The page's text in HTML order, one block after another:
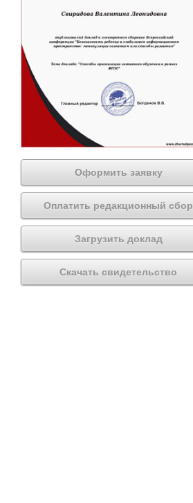
Оформить заявку
Оплатить редакционный сбор
Загрузить доклад
Скачать свидетельство